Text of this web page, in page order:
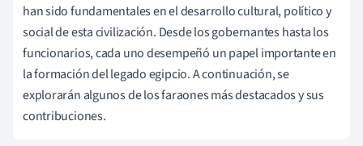
han sido fundamentales en el desarrollo cultural, político y
social de esta civilización. Desde los gobernantes hasta los
funcionarios, cada uno desempeñó un papel importante en
la formación del legado egipcio. A continuación, se
explorarán algunos de los faraones más destacados y sus
contribuciones.